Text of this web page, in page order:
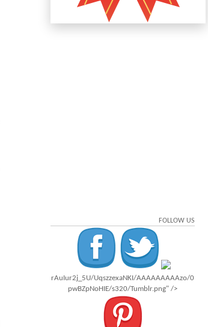
FOLLOW US
rAuIur2j_5U/UqszzexaNKI/AAAAAAAAAzo/0
pwBZpNoHIE/s320/Tumblr.png" />